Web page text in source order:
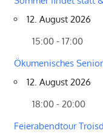
12. August 2026
15:00 - 17:00
Ökumenisches
12. August 2026
18:00 - 20:00
Feierabendtour